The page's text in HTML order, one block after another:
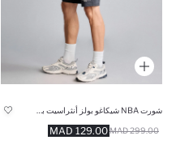
129.00 MAD 299.00 MAD